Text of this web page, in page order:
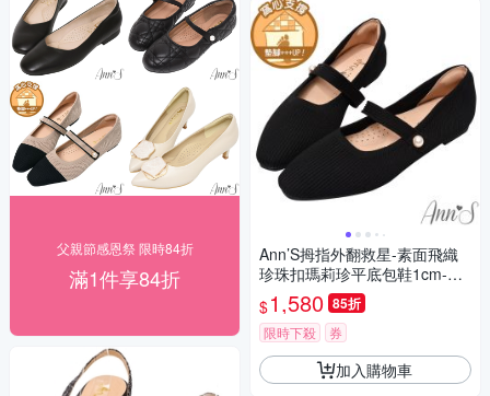
父親節感恩祭 限時84折
滿1件享84折
Ann’S拇指外翻救星-素面飛織
珍珠扣瑪莉珍平底包鞋1cm-黑
(版型偏小)
$1,580 85折
限時下殺 券
加入購物車